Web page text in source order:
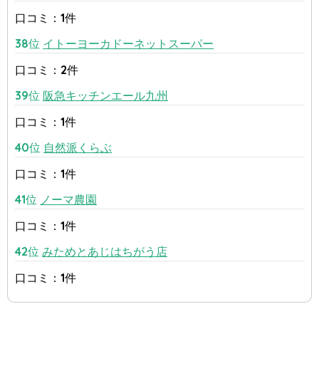
口コミ：1件
38位 イトーヨーカドーネットスーパー
口コミ：2件
39位 阪急キッチンエール九州
口コミ：1件
40位 自然派くらぶ
口コミ：1件
41位 ノーマ農園
口コミ：1件
42位 みためとあじはちがう店
口コミ：1件